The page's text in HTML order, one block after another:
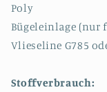
Poly
Bügeleinlage (nur
Vlieseline G785
Stoffverbrauch: